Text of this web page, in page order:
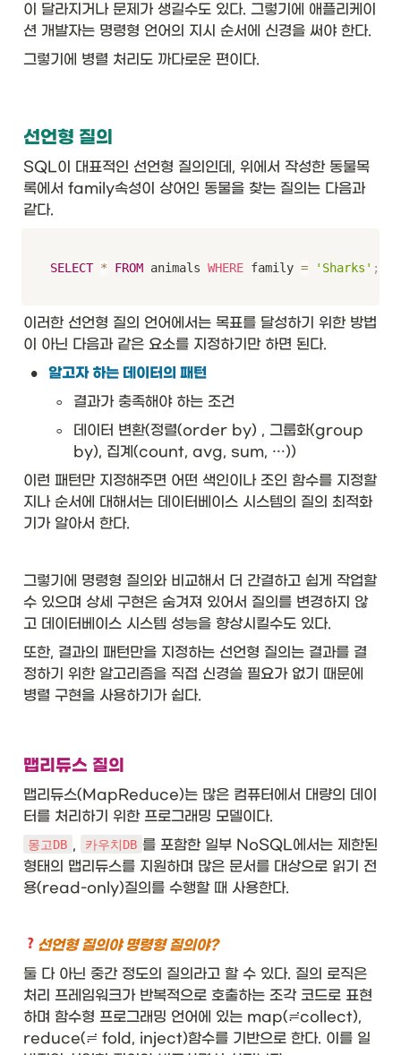
이 달라지거나 문제가 생길수도 있다. 그렇기에 애플리케이
션 개발자는 명령형 언어의 지시 순서에 신경을 써야 한다.
그렇기에 병렬 처리도 까다로운 편이다.
선언형 질의
SQL이 대표적인 선언형 질의인데, 위에서 작성한 동물목
록에서 family속성이 상어인 동물을 찾는 질의는 다음과
같다.
SELECT * FROM animals WHERE family = 'Sharks' ;
이러한 선언형 질의 언어에서는 목표를 달성하기 위한 방법
이 아닌 다음과 같은 요소를 지정하기만 하면 된다.
• 알고자 하는 데이터의 패턴
◦ 결과가 충족해야 하는 조건
◦
데이터 변환(정렬(order by) , 그룹화(group
by), 집계(count, avg, sum, …))
이런 패턴만 지정해주면 어떤 색인이나 조인 함수를 지정할
지나 순서에 대해서는 데이터베이스 시스템의 질의 최적화
기가 알아서 한다.
그렇기에 명령형 질의와 비교해서 더 간결하고 쉽게 작업할
수 있으며 상세 구현은 숨겨져 있어서 질의를 변경하지 않
고 데이터베이스 시스템 성능을 향상시킬수도 있다.
또한, 결과의 패턴만을 지정하는 선언형 질의는 결과를 결
정하기 위한 알고리즘을 직접 신경쓸 필요가 없기 때문에
병렬 구현을 사용하기가 쉽다.
맵리듀스 질의
맵리듀스(MapReduce)는 많은 컴퓨터에서 대량의 데이
터를 처리하기 위한 프로그래밍 모델이다.
몽고DB , 카우치DB 를 포함한 일부 NoSQL에서는 제한된
형태의 맵리듀스를 지원하며 많은 문서를 대상으로 읽기 전
용(read-only)질의를 수행할 때 사용한다.
선언형 질의야 명령형 질의야?
둘 다 아닌 중간 정도의 질의라고 할 수 있다. 질의 로직은
처리 프레임워크가 반복적으로 호출하는 조각 코드로 표현
하며 함수형 프로그래밍 언어에 있는 map(≓collect),
reduce(≓ fold, inject)함수를 기반으로 한다. 이를 일